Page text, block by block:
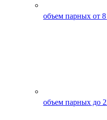
объем парных от
объем парных до